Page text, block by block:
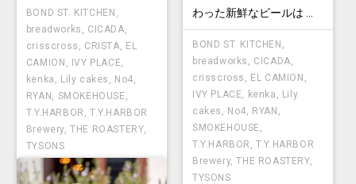
BOND ST. KITCHEN
breadworks
CICADA
crisscross
CRISTA
EL
CAMION
IVY PLACE
kenka
Lily cakes No4
RYAN
SMOKEHOUSE
T.Y.HARBOR
,T.Y.HARBOR
Brewery ,THE ROASTERY,
TYSONS
わった新鮮なビールは ...
BOND ST. KITCHEN
breadworks
CICADA
crisscross
EL CAMION
IVY PLACE
kenka
Lily
cakes
No4 RYAN
SMOKEHOUSE
T.Y.HARBOR
,T.Y.HARBOR
Brewery,THE ROASTERY,
TYSONS